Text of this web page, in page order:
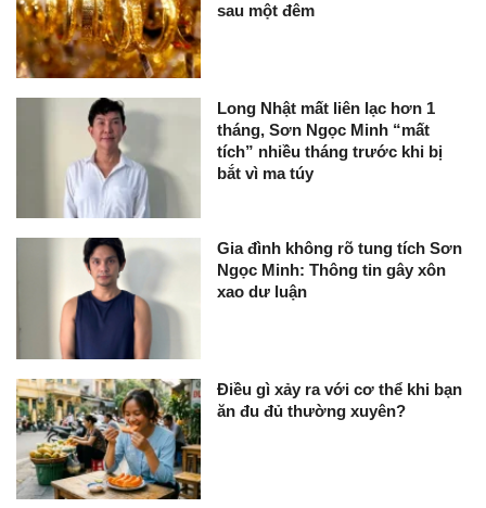
sau một đêm
Long Nhật mất liên lạc hơn 1
tháng, Sơn Ngọc Minh “mất
tích” nhiều tháng trước khi bị
bắt vì ma túy
Gia đình không rõ tung tích Sơn
Ngọc Minh: Thông tin gây xôn
xao dư luận
Điều gì xảy ra với cơ thể khi bạn
ăn đu đủ thường xuyên?